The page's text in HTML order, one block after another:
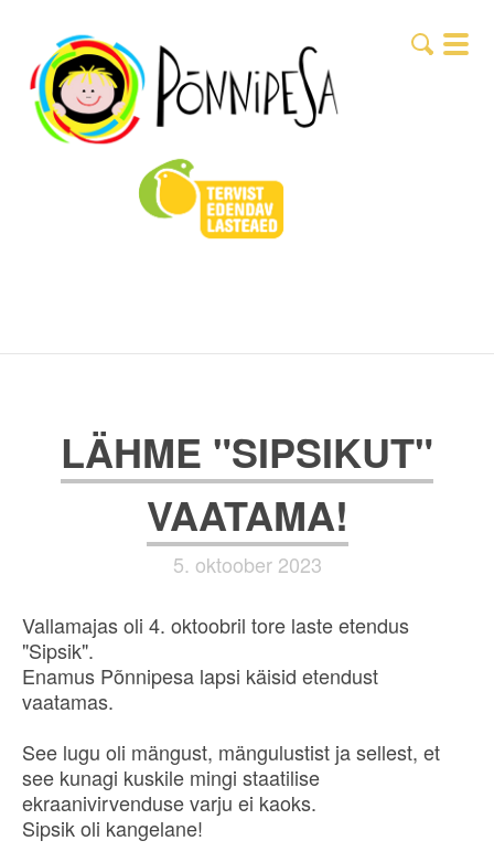
LÄHME "SIPSIKUT"
VAATAMA!
5. oktoober 2023
Vallamajas oli 4. oktoobril tore laste etendus
"Sipsik".
Enamus Põnnipesa lapsi käisid etendust
vaatamas.
See lugu oli mängust, mängulustist ja sellest, et
see kunagi kuskile mingi staatilise
ekraanivirvenduse varju ei kaoks.
Sipsik oli kangelane!